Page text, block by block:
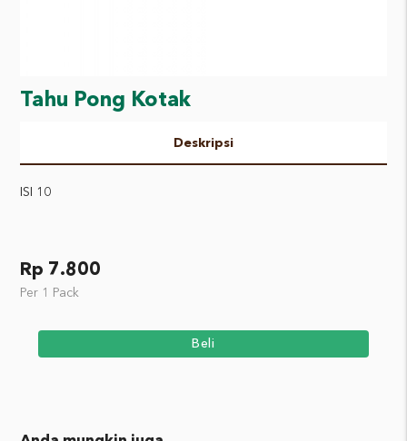
Tahu Pong Kotak
Deskripsi
ISI 10
Rp 7.800
Per 1 Pack
Beli